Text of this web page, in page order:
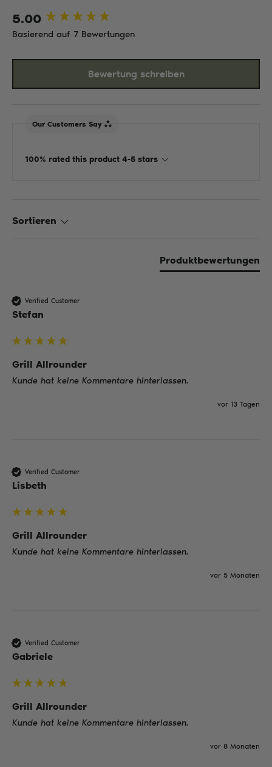
5.00
Basierend auf 7 Bewertungen
Bewertung schreiben
Our Customers Say
100% rated this product 4-5 stars
Sortieren
Produktbewertungen
Verified Customer
Stefan
Grill Allrounder
Kunde hat keine Kommentare hinterlassen.
vor 13 Tagen
Verified Customer
Lisbeth
Grill Allrounder
Kunde hat keine Kommentare hinterlassen.
vor 5 Monaten
Verified Customer
Gabriele
Grill Allrounder
Kunde hat keine Kommentare hinterlassen.
vor 8 Monaten
New content loaded